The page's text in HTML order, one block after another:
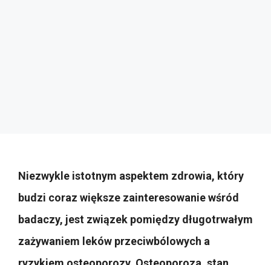
Niezwykle istotnym aspektem zdrowia, który
budzi coraz większe zainteresowanie wśród
badaczy, jest związek pomiędzy długotrwałym
zażywaniem leków przeciwbólowych a